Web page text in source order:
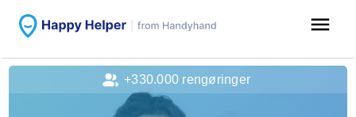
menu
+330.000 rengøringer